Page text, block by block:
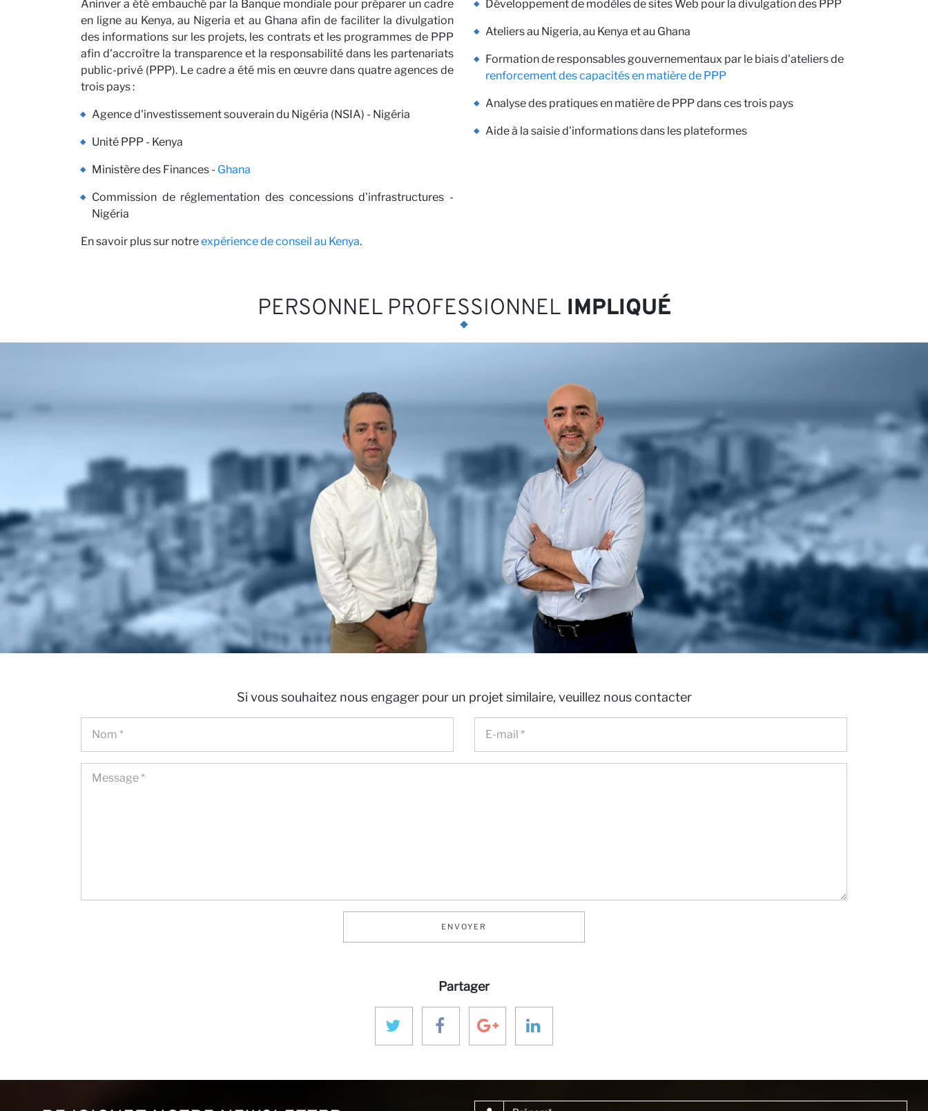
Nos Perspectives
Carrières
Partenaires avec
nous
Actualités
Aninver a été embauché par la Banque mondiale pour préparer un cadre
en ligne au Kenya, au Nigeria et au Ghana afin de faciliter la divulgation
des informations sur les projets, les contrats et les programmes de PPP
afin d'accroître la transparence et la responsabilité dans les partenariats
public-privé (PPP). Le cadre a été mis en œuvre dans quatre agences de
trois pays :
Agence d'investissement souverain du Nigéria (NSIA) - Nigéria
Unité PPP - Kenya
Ministère des Finances - Ghana
Commission de réglementation des concessions d'infrastructures -
Nigéria
En savoir plus sur notreexpérience de conseil au Kenya.
Développement de modèles de sites Web pour la divulgation des PPP
Ateliers au Nigeria, au Kenya et au Ghana
Formation de responsables gouvernementaux par le biais d'ateliers de
renforcement des capacités en matière de PPP
Analyse des pratiques en matière de PPP dans ces trois pays
Aide à la saisie d'informations dans les plateformes
PERSONNEL PROFESSIONNEL IMPLIQUÉ
Si vous souhaitez nous engager pour un projet similaire, veuillez nous contacter
ENVOYER
Partager
Prénom